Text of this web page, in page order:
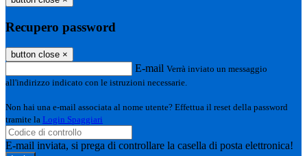
Recupero password
button close ×
E-mail Verrà inviato un messaggio
all'indirizzo indicato con le istruzioni necessarie.
Non hai una e-mail associata al nome utente? Effettua il reset della password
tramite la Login Spaggiari
E-mail inviata, si prega di controllare la casella di posta elettronica!